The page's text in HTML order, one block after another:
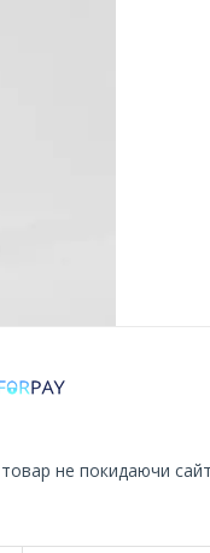
не покидаючи